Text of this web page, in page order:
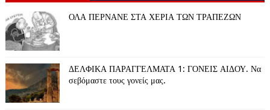
ΟΛΑ ΠΕΡΝΑΝΕ ΣΤΑ ΧΕΡΙΑ ΤΩΝ ΤΡΑΠΕΖΩΝ
ΔΕΛΦΙΚΑ ΠΑΡΑΓΓΕΛΜΑΤΑ 1: ΓΟΝΕΙΣ ΑΙΔΟΥ. Να
σεβόμαστε τους γονείς μας.